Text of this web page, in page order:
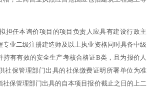
担任本询价项目的项目负责人应具有建设行政主
专业二级注册建造师及以上执业资格同时具备中级
持有有效的安全生产考核合格证B类，且为报价人
社保管理部门出具的社保缴费证明所署单位为准
社保管理部门出具的自本项目报价截止之日的上二